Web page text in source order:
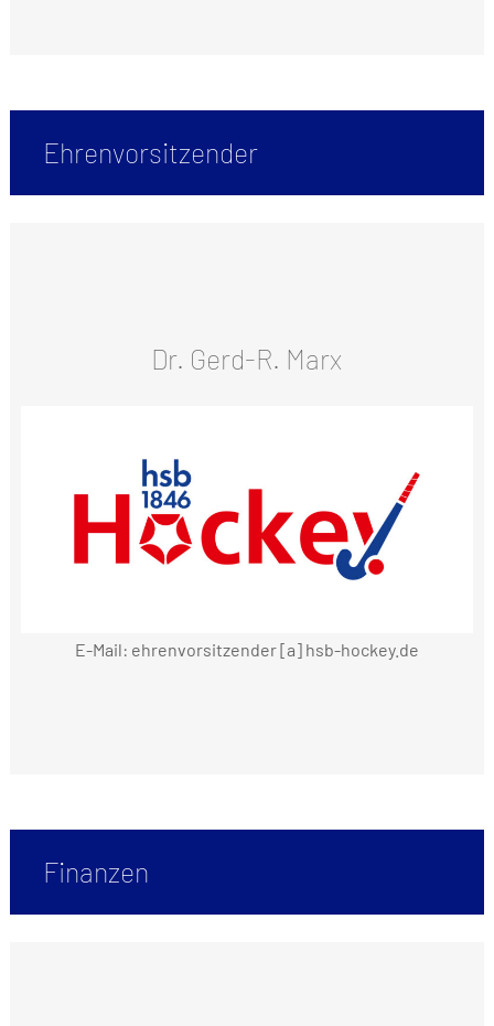
Ehrenvorsitzender
Dr. Gerd-R. Marx
E-Mail: ehrenvorsitzender [a] hsb-hockey.de
Finanzen